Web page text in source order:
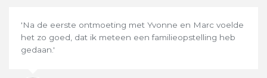
'Na de eerste ontmoeting met Yvonne en Marc voelde
het zo goed, dat ik meteen een familieopstelling heb
gedaan.'